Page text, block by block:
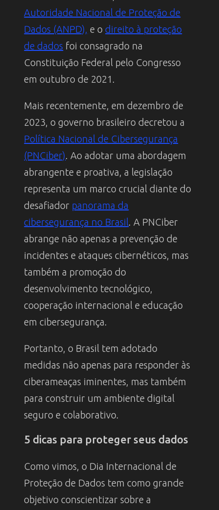
Autoridade Nacional de Proteção de
Dados (ANPD), e odireito à proteção
de dados foi consagrado na
Constituição Federal pelo Congresso
em outubro de 2021.
Mais recentemente, em dezembro de
2023, o governo brasileiro decretou a
Política Nacional de Cibersegurança
(PNCiber). Ao adotar uma abordagem
abrangente e proativa, a legislação
representa um marco crucial diante do
desafiador panorama da
cibersegurança no Brasil. A PNCiber
abrange não apenas a prevenção de
incidentes e ataques cibernéticos, mas
também a promoção do
desenvolvimento tecnológico,
cooperação internacional e educação
em cibersegurança.
Portanto, o Brasil tem adotado
medidas não apenas para responder às
ciberameaças iminentes, mas também
para construir um ambiente digital
seguro e colaborativo.
5 dicas para proteger seus dados
Como vimos, o Dia Internacional de
Proteção de Dados tem como grande
objetivo conscientizar sobre a